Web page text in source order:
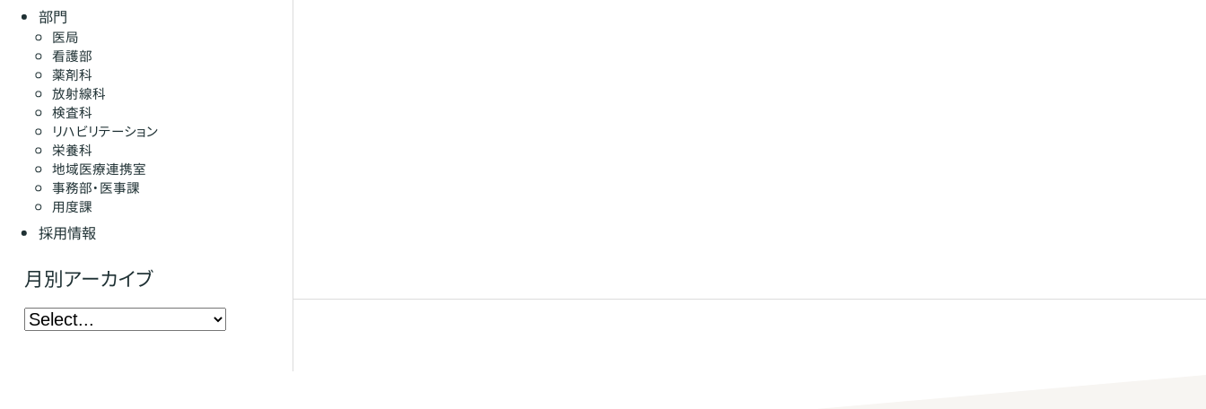
部門
医局
看護部
薬剤科
放射線科
検査科
リハビリテーション
栄養科
地域医療連携室
事務部・医事課
用度課
採用情報
月別アーカイブ